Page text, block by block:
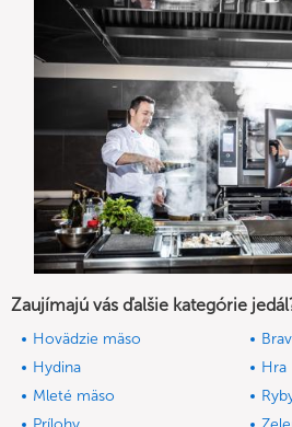
Zaujímajú vás ďalšie kategórie
Hovädzie mäso
Hydina
Hra
Mleté mäso